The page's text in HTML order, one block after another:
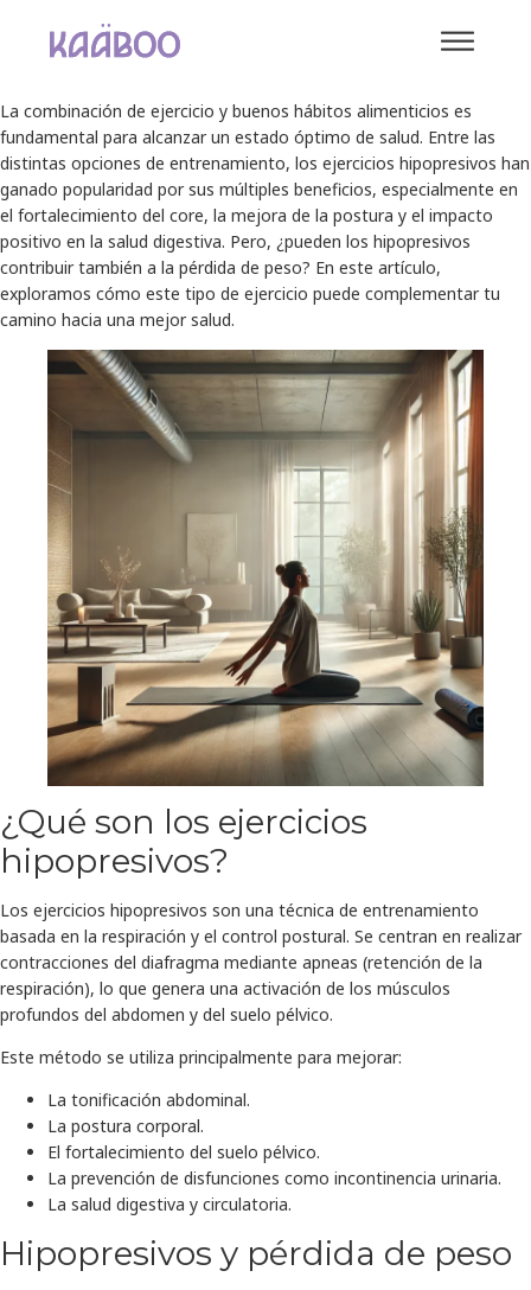
La combinación de ejercicio y buenos hábitos alimenticios es
fundamental para alcanzar un estado óptimo de salud. Entre las
distintas opciones de entrenamiento, los ejercicios hipopresivos han
ganado popularidad por sus múltiples beneficios, especialmente en
el fortalecimiento del core, la mejora de la postura y el impacto
positivo en la salud digestiva. Pero, ¿pueden los hipopresivos
contribuir también a la pérdida de peso? En este artículo,
exploramos cómo este tipo de ejercicio puede complementar tu
camino hacia una mejor salud.
¿Qué son los ejercicios
hipopresivos?
Los ejercicios hipopresivos son una técnica de entrenamiento
basada en la respiración y el control postural. Se centran en realizar
contracciones del diafragma mediante apneas (retención de la
respiración), lo que genera una activación de los músculos
profundos del abdomen y del suelo pélvico.
Este método se utiliza principalmente para mejorar:
La tonificación abdominal.
La postura corporal.
El fortalecimiento del suelo pélvico.
La prevención de disfunciones como incontinencia urinaria.
La salud digestiva y circulatoria.
Hipopresivos y pérdida de peso